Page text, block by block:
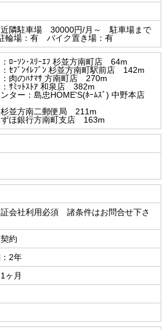
近隣駐車場 30000円/月～ 駐車場まで
場：有 バイク置き場：有
ﾛｰｿﾝ･ｽﾘｰｴﾌ 杉並方南町店 64m
ｾﾌﾞﾝｲﾚﾌﾞﾝ 杉並方南町駅前店 142m
：肉のﾊﾅﾏｻ 方南町店 270m
：ｻﾐｯﾄｽﾄｱ 和泉店 382m
ター：島忠HOME'S(ﾎｰﾑｽﾞ) 中野本店
杉並方南二郵便局 211m
ほ銀行方南町支店 163m
会社利用必須 諸条件はお問合せ下さ
約
2年
ヶ月